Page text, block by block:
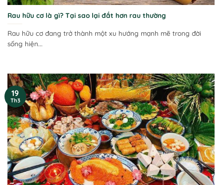
Rau hữu cơ là gì? Tại sao lại đắt hơn rau thường
Rau hữu cơ đang trở thành một xu hướng mạnh mẽ trong đời
sống hiện...
19
Th3